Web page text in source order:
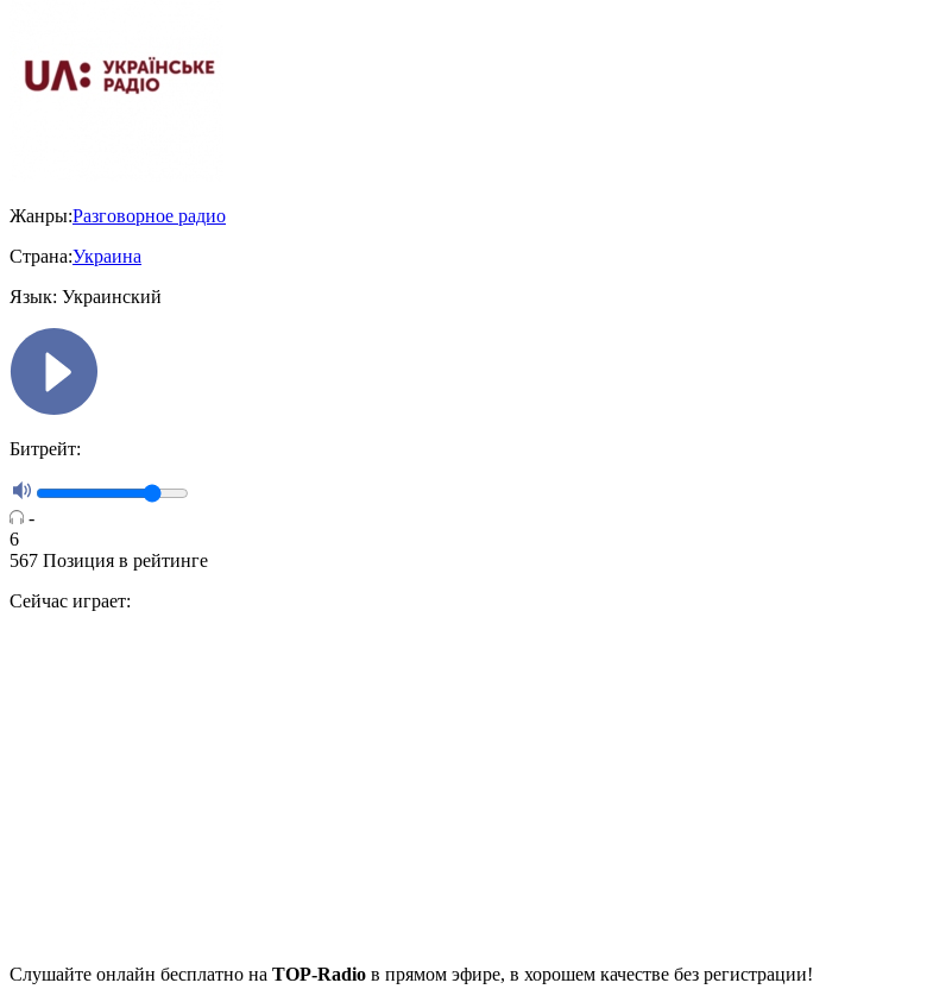
Жанры:Разговорное радио
Страна:Украина
Язык: Украинский
Битрейт:
-
6
567 Позиция в рейтинге
Сейчас играет:
Cлушайте онлайн бесплатно на TOP-Radio в прямом эфире, в хорошем качестве без регистрации!